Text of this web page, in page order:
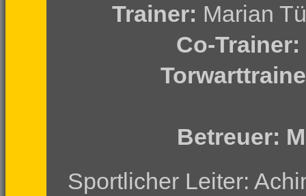
Trainer: Marian
Co-Trainer:
Betreuer:
Sportlicher Leiter: